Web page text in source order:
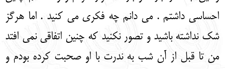
احساسی داشتم . می دانم چه فکری می کنید . اما هرگز
شک نداشته باشید و تصور نکنید که چنین اتفاقی نمی افتد
من تا قبل از آن شب به ندرت با او صحبت کرده بودم و